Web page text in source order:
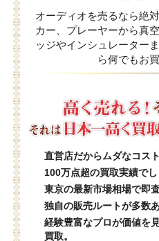
オーディオを売るなら絶
カー、プレーヤーから真
ッジやインシュレーター
ら何でもお
直営店だからムダなコス
100万点超の買取実績でし
東京の最新市場相場で即
独自の販売ルートが多数
経験豊富なプロが価値を
買取。